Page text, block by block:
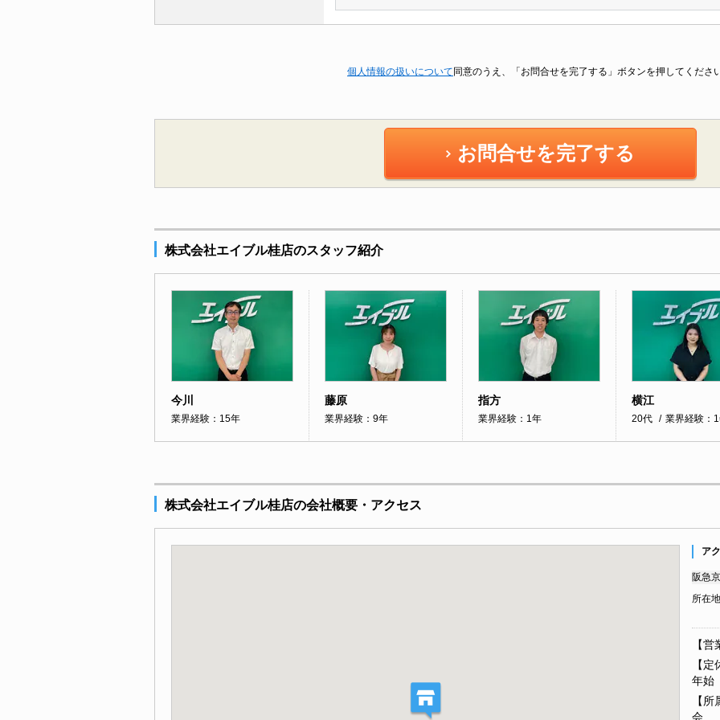
個人情報の扱いについて 同意のうえ、「お問合せを完了する」ボタンを押してくださ
お問合せを完了する
株式会社エイブル桂店のスタッフ紹介
今川
業界経験：15年
藤原
業界経験：9年
指方
業界経験：1年
横江
20代 業界経験：
株式会社エイブル桂店の会社概要・アクセス
ア
阪急
所在地
【
【
年始
【
会